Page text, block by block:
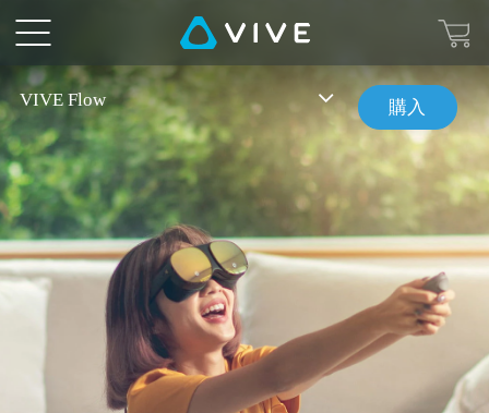
VIVE
Flow
|
VIVE
日
本
VIVE Flow 購入